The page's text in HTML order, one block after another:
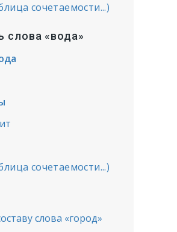
сочетаемости...)
слова «вода»
сочетаемости...)
слова «город»